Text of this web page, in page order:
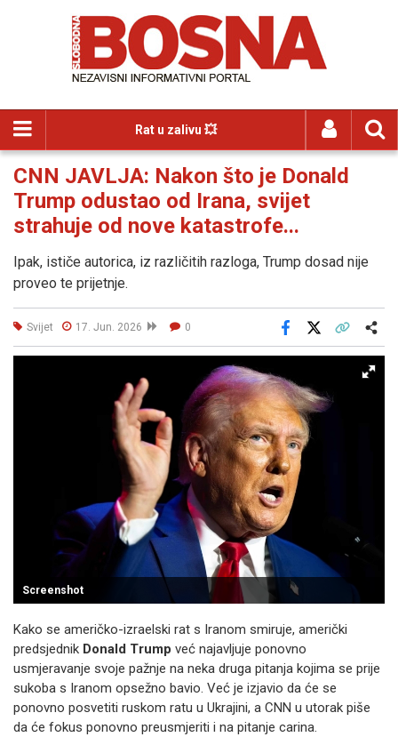
Rat u zalivu 💥
CNN JAVLJA: Nakon što je Donald
Trump odustao od Irana, svijet
strahuje od nove katastrofe...
Ipak, ističe autorica, iz različitih razloga, Trump dosad nije
proveo te prijetnje.
Svijet 17. Jun. 2026 0
Facebook
Screenshot
Kako se američko-izraelski rat s Iranom smiruje, američki
predsjednik Donald Trump već najavljuje ponovno
usmjeravanje svoje pažnje na neka druga pitanja kojima se prije
sukoba s Iranom opsežno bavio. Već je izjavio da će se
ponovno posvetiti ruskom ratu u Ukrajini, a CNN u utorak piše
da će fokus ponovno preusmjeriti i na pitanje carina.